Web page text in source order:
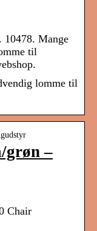
10478. Mange
til
lomme til
grøn –
Chair